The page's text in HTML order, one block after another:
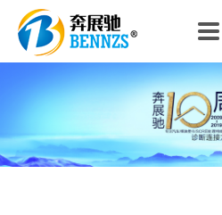

关于奔展驰
企业介绍
品控理念
产品中心
新能源车辆诊断连接
压缩机及其它连接
J1962 OBD2系列
新闻中心
公司新闻
人力资源
人才政策